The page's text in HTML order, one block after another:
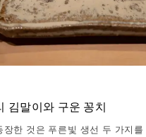
김말이와 구운 꽁치
장한 것은 푸른빛 생선 두 가지